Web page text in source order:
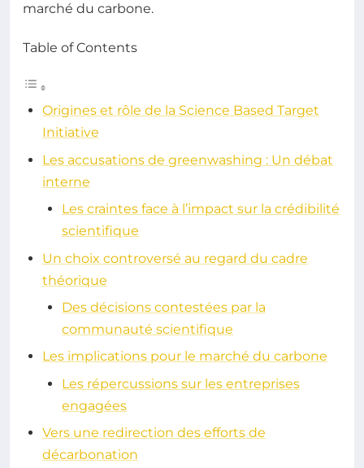
marché du carbone.
Table of Contents
Origines et rôle de la Science Based Target
Initiative
Les accusations de greenwashing : Un débat
interne
Les craintes face à l’impact sur la crédibilité
scientifique
Un choix controversé au regard du cadre
théorique
Des décisions contestées par la
communauté scientifique
Les implications pour le marché du carbone
Les répercussions sur les entreprises
engagées
Vers une redirection des efforts de
décarbonation